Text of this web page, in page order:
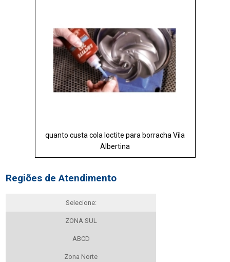
quanto custa cola loctite para borracha Vila
Albertina
Regiões de Atendimento
Selecione:
ZONA SUL
ABCD
Zona Norte